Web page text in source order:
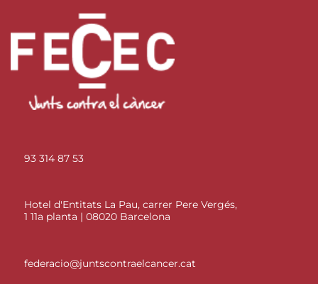
93 314 87 53
Hotel d'Entitats La Pau, carrer Pere Vergés,
1 11a planta | 08020 Barcelona
federacio@juntscontraelcancer.cat